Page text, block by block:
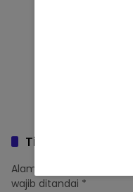
Tinggalkan
Alamat email Anda tidak
wajib ditandai *